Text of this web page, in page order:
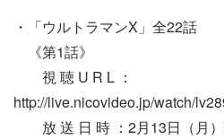
・「ウルトラマンX」全22話
《第1話》
視 聴 U R L ：
http://live.nicovideo.jp/watch/
放 送 日 時 ：2月13日（月）